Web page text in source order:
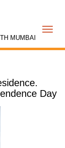
MUMBAI
Day